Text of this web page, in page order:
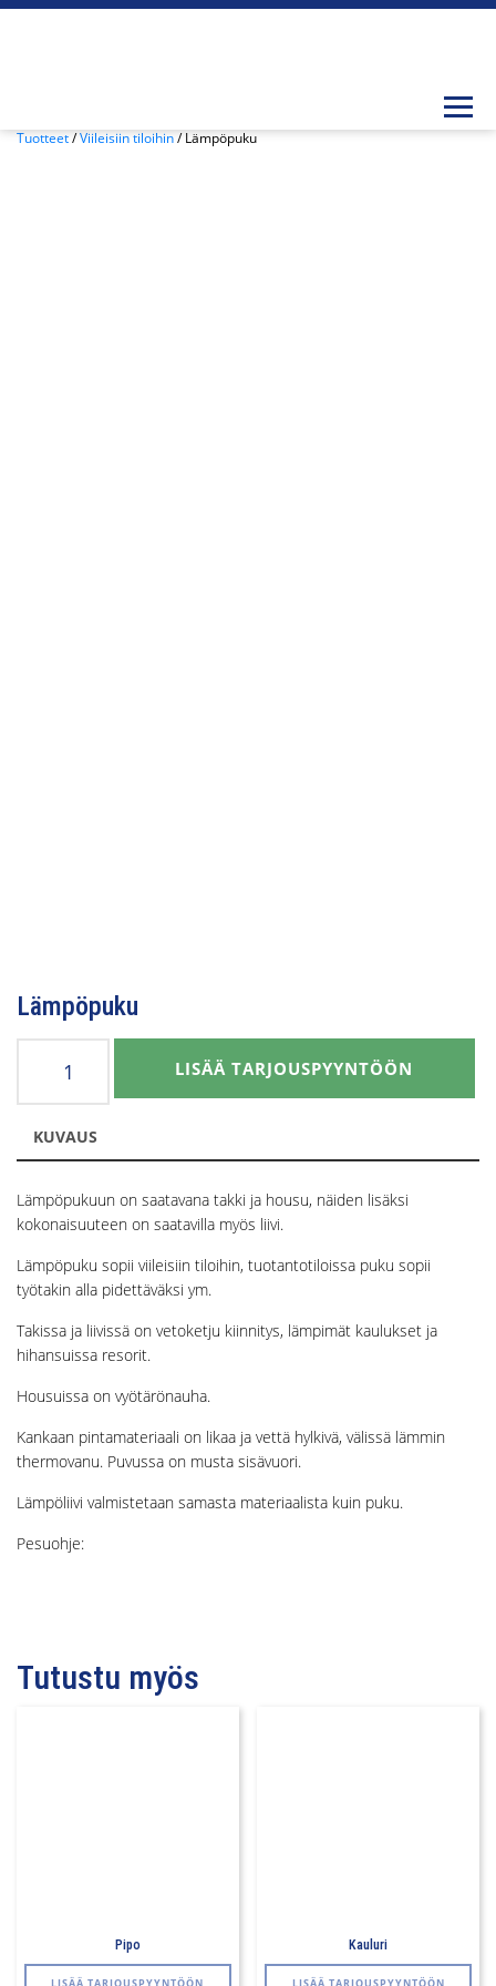
Tuotteet/Viileisiin tiloihin/ Lämpöpuku
Lämpöpuku
LISÄÄ TARJOUSPYYNTÖÖN
KUVAUS
Lämpöpukuun on saatavana takki ja housu, näiden lisäksi
kokonaisuuteen on saatavilla myös liivi.
Lämpöpuku sopii viileisiin tiloihin, tuotantotiloissa puku sopii
työtakin alla pidettäväksi ym.
Takissa ja liivissä on vetoketju kiinnitys, lämpimät kaulukset ja
hihansuissa resorit.
Housuissa on vyötärönauha.
Kankaan pintamateriaali on likaa ja vettä hylkivä, välissä lämmin
thermovanu. Puvussa on musta sisävuori.
Lämpöliivi valmistetaan samasta materiaalista kuin puku.
Pesuohje:
Tutustu myös
Pipo
LISÄÄ TARJOUSPYYNTÖÖN
Tällä
Kauluri
LISÄÄ TARJOUSPYYNTÖÖN